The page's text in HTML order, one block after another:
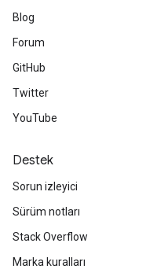
Blog
Forum
GitHub
Twitter
YouTube
Destek
Sorun izleyici
Sürüm notları
Stack Overflow
Marka kuralları